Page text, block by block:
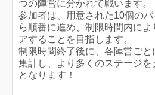
つの陣営に分かれて戦います。
参加者は、用意された10個の
ら順番に進め、制限時間内によ
アすることを目指します。
制限時間終了後に、各陣営ご
集計し、より多くのステージを
となります！